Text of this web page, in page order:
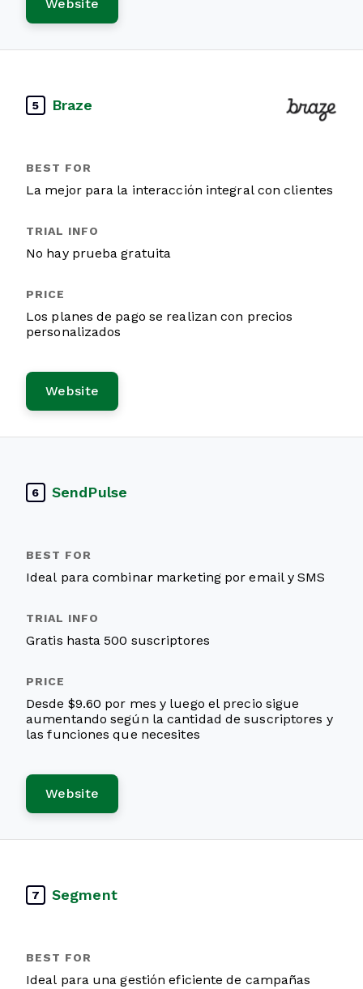
Website
5 Braze
La mejor para la interacción integral con clientes
No hay prueba gratuita
Los planes de pago se realizan con precios
personalizados
Website
6 SendPulse
Ideal para combinar marketing por email y SMS
Gratis hasta 500 suscriptores
Desde $9.60 por mes y luego el precio sigue
aumentando según la cantidad de suscriptores y
las funciones que necesites
Website
7 Segment
Ideal para una gestión eficiente de campañas